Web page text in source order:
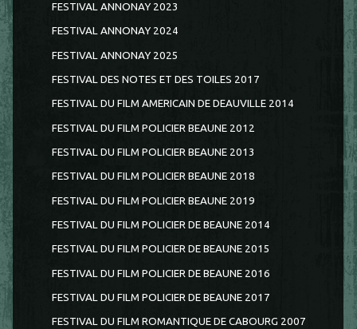
FESTIVAL ANNONAY 2023
FESTIVAL ANNONAY 2024
FESTIVAL ANNONAY 2025
FESTIVAL DES NOTES ET DES TOILES 2017
FESTIVAL DU FILM AMERICAIN DE DEAUVILLE 2014
FESTIVAL DU FILM POLICIER BEAUNE 2012
FESTIVAL DU FILM POLICIER BEAUNE 2013
FESTIVAL DU FILM POLICIER BEAUNE 2018
FESTIVAL DU FILM POLICIER BEAUNE 2019
FESTIVAL DU FILM POLICIER DE BEAUNE 2014
FESTIVAL DU FILM POLICIER DE BEAUNE 2015
FESTIVAL DU FILM POLICIER DE BEAUNE 2016
FESTIVAL DU FILM POLICIER DE BEAUNE 2017
FESTIVAL DU FILM ROMANTIQUE DE CABOURG 2007